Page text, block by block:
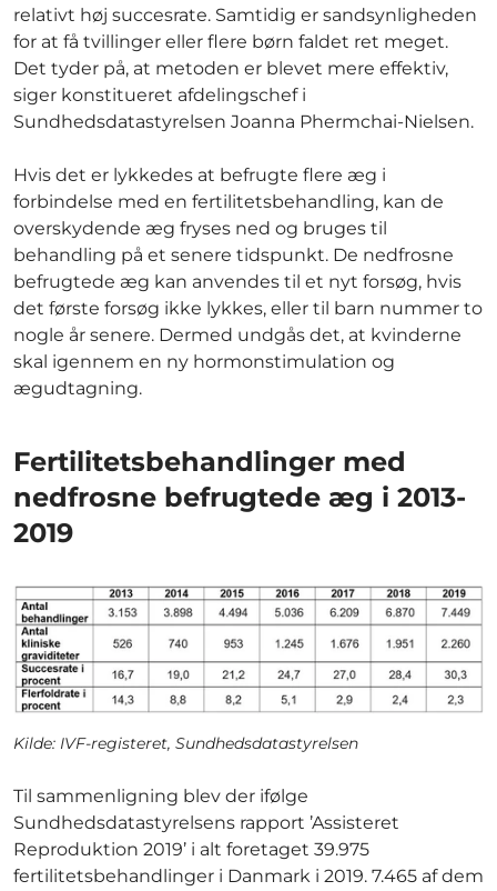
relativt høj succesrate. Samtidig er sandsynligheden
for at få tvillinger eller flere børn faldet ret meget.
Det tyder på, at metoden er blevet mere effektiv,
siger konstitueret afdelingschef i
Sundhedsdatastyrelsen Joanna Phermchai-Nielsen.
Hvis det er lykkedes at befrugte flere æg i
forbindelse med en fertilitetsbehandling, kan de
overskydende æg fryses ned og bruges til
behandling på et senere tidspunkt. De nedfrosne
befrugtede æg kan anvendes til et nyt forsøg, hvis
det første forsøg ikke lykkes, eller til barn nummer to
nogle år senere. Dermed undgås det, at kvinderne
skal igennem en ny hormonstimulation og
ægudtagning.
Fertilitetsbehandlinger med
nedfrosne befrugtede æg i 2013-
2019
Kilde: IVF-registeret, Sundhedsdatastyrelsen
Til sammenligning blev der ifølge
Sundhedsdatastyrelsens rapport ’Assisteret
Reproduktion 2019’ i alt foretaget 39.975
fertilitetsbehandlinger i Danmark i 2019. 7.465 af dem